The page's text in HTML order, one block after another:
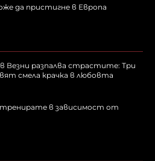
да пристигне в Европа
Везни разпалва страстите: Три
смела крачка в любовта
в зависимост от